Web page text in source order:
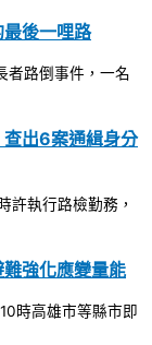
後一哩路
者路倒事件，一名
出6案通緝身分
許執行路檢勤務，
強化應變量能
時高雄市等縣市即